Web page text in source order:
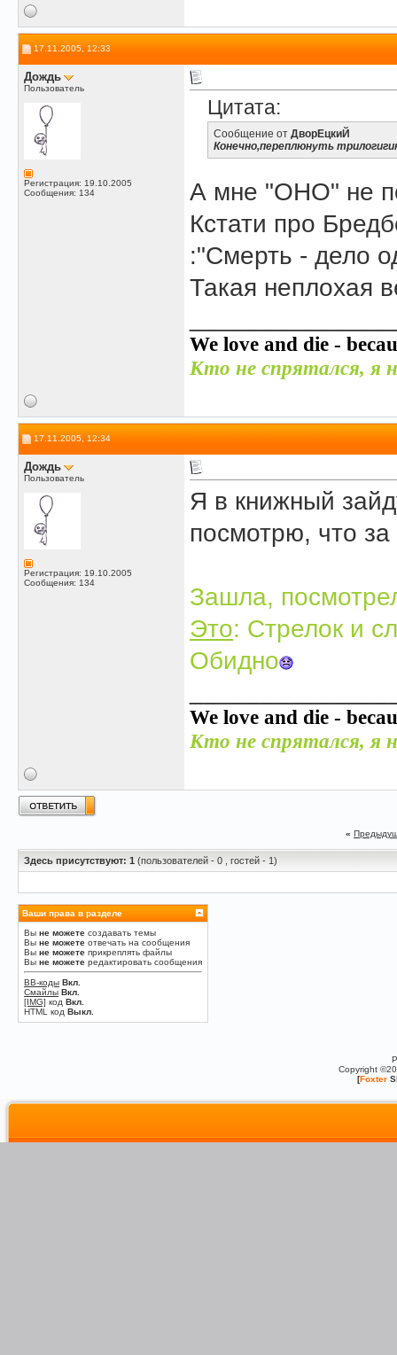
17.11.2005, 12:33
Дождь
Пользователь
Регистрация: 19.10.2005
Сообщения: 134
Цитата:
Сообщение от ДворЕцкиЙ
Конечно,переплюнуть
А мне "ОНО" не
Кстати про
:"Смерть - дело
Такая неплохая
We love and die -
Кто не спрятался, я
17.11.2005, 12:34
Дождь
Пользователь
Регистрация: 19.10.2005
Сообщения: 134
Я в книжный
посмотрю, что за
Зашла,
Это: Стрелок и
Обидно
We love and die -
Кто не спрятался, я
«
Здесь присутствуют: 1 (пользователей - 0 , гостей - 1)
Ваши права в разделе
Вы не можете создавать темы
Вы не можете отвечать на сообщения
Вы не можете прикреплять файлы
Вы не можете редактировать сообщения
BB-коды Вкл.
Смайлы Вкл.
[IMG] код Вкл.
HTML код Выкл.
Copyright
[Foxter